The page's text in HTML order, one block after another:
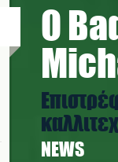
O
NEWS